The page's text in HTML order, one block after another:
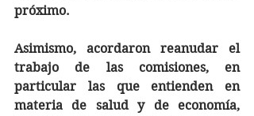
próximo.
Asimismo, acordaron reanudar el
trabajo de las comisiones, en
particular las que entienden en
materia de salud y de economía,